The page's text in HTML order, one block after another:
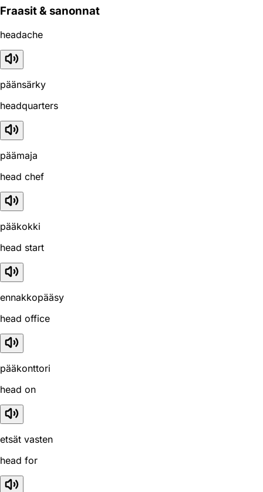
Fraasit & sanonnat
headache
päänsärky
headquarters
päämaja
head chef
pääkokki
head start
ennakkopääsy
head office
pääkonttori
head on
etsät vasten
head for